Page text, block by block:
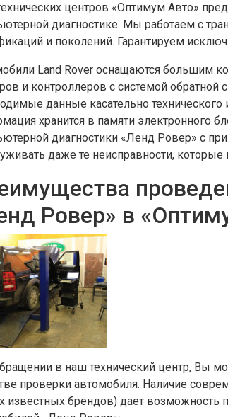
центров «Оптимум Авто»
диагностике. Мы работаем с
и поколений. Гарантируем
Land Rover оснащаются большим
и контроллеров с системой
данные касательно
хранится в памяти электронного
диагностики «Ленд Ровер» с
даже те неисправности,
Ровер» в
в наш технический центр, Вы
проверки автомобиля. Наличие
известных брендов) дает